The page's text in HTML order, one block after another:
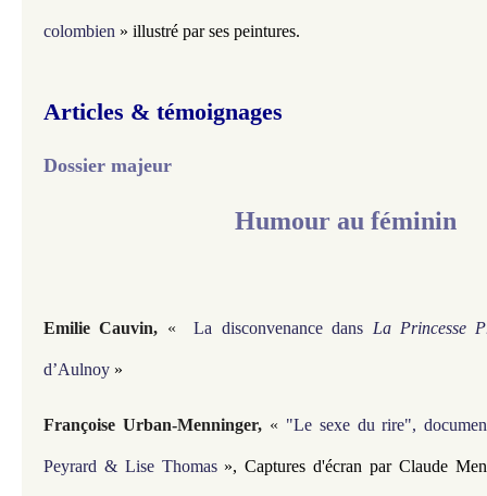
colombien » illustré par ses peintures.
Articles & témoignages
Dossier majeur
Humour au féminin
Emilie Cauvin, «La disconvenance dans La Princesse
d’Aulnoy »
Françoise Urban-Menninger,« "Le sexe du rire",
Peyrard & Lise Thomas », Captures d'écran par Claude